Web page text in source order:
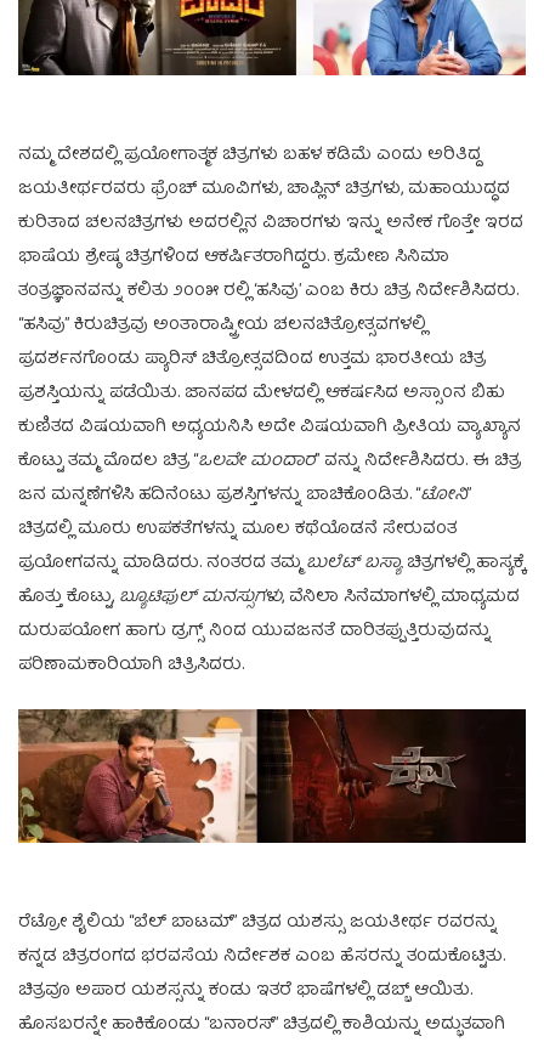
ನಮ್ಮ ದೇಶದಲ್ಲಿ ಪ್ರಯೋಗಾತ್ಮಕ ಚಿತ್ರಗಳು ಬಹಳ ಕಡಿಮೆ ಎಂದು ಅರಿತಿದ್ದ
ಜಯತೀರ್ಥರವರು ಫ್ರೆಂಚ್ ಮೂವಿಗಳು, ಚಾಪ್ಲಿನ್ ಚಿತ್ರಗಳು, ಮಹಾಯುದ್ಧದ
ಕುರಿತಾದ ಚಲನಚಿತ್ರಗಳು ಅದರಲ್ಲಿನ ವಿಚಾರಗಳು ಇನ್ನು ಅನೇಕ ಗೊತ್ತೇ ಇರದ
ಭಾಷೆಯ ಶ್ರೇಷ್ಠ ಚಿತ್ರಗಳಿಂದ ಆಕರ್ಷಿತರಾಗಿದ್ದರು. ಕ್ರಮೇಣ ಸಿನಿಮಾ
ತಂತ್ರಜ್ಞಾನವನ್ನು ಕಲಿತು ೨೦೦೫ ರಲ್ಲಿ ‘ಹಸಿವು’ ಎಂಬ ಕಿರು ಚಿತ್ರ ನಿರ್ದೇಶಿಸಿದರು.
“ಹಸಿವು” ಕಿರುಚಿತ್ರವು ಅಂತಾರಾಷ್ಟ್ರೀಯ ಚಲನಚಿತ್ರೋತ್ಸವಗಳಲ್ಲಿ
ಪ್ರದರ್ಶನಗೊಂಡು ಪ್ಯಾರಿಸ್ ಚಿತ್ರೋತ್ಸವದಿಂದ ಉತ್ತಮ ಭಾರತೀಯ ಚಿತ್ರ
ಪ್ರಶಸ್ತಿಯನ್ನು ಪಡೆಯಿತು. ಜಾನಪದ ಮೇಳದಲ್ಲಿ ಆಕರ್ಷಸಿದ ಅಸ್ಸಾಂನ ಬಿಹು
ಕುಣಿತದ ವಿಷಯವಾಗಿ ಅಧ್ಯಯನಿಸಿ ಅದೇ ವಿಷಯವಾಗಿ ಪ್ರೀತಿಯ ವ್ಯಾಖ್ಯಾನ
ಕೊಟ್ಟು ತಮ್ಮ ಮೊದಲ ಚಿತ್ರ “ಒಲವೇ ಮಂದಾರ” ವನ್ನು ನಿರ್ದೇಶಿಸಿದರು. ಈ ಚಿತ್ರ
ಜನ ಮನ್ನಣೆಗಳಿಸಿ ಹದಿನೆಂಟು ಪ್ರಶಸ್ತಿಗಳನ್ನು ಬಾಚಿಕೊಂಡಿತು. “ಟೋನಿ”
ಚಿತ್ರದಲ್ಲಿ ಮೂರು ಉಪಕತೆಗಳನ್ನು ಮೂಲ ಕಥೆಯೊಡನೆ ಸೇರುವಂತ
ಪ್ರಯೋಗವನ್ನು ಮಾಡಿದರು. ನಂತರದ ತಮ್ಮಬುಲೆಟ್ ಬಸ್ಯಾಚಿತ್ರಗಳಲ್ಲಿ ಹಾಸ್ಯಕ್ಕೆ
ಹೊತ್ತು ಕೊಟ್ಟು, ಬ್ಯೂಟಿಫುಲ್ ಮನಸ್ಸುಗಳು, ವೆನಿಲಾ ಸಿನೆಮಾಗಳಲ್ಲಿ ಮಾಧ್ಯಮದ
ದುರುಪಯೋಗ ಹಾಗು ಡ್ರಗ್ಸ್ ನಿಂದ ಯುವಜನತೆ ದಾರಿತಪ್ಪುತ್ತಿರುವುದನ್ನು
ಪರಿಣಾಮಕಾರಿಯಾಗಿ ಚಿತ್ರಿಸಿದರು.
ರೆಟ್ರೋ ಶೈಲಿಯ “ಬೆಲ್ ಬಾಟಮ್” ಚಿತ್ರದ ಯಶಸ್ಸು ಜಯತೀರ್ಥ ರವರನ್ನು
ಕನ್ನಡ ಚಿತ್ರರಂಗದ ಭರವಸೆಯ ನಿರ್ದೇಶಕ ಎಂಬ ಹೆಸರನ್ನು ತಂದುಕೊಟ್ಟಿತು.
ಚಿತ್ರವೂ ಅಪಾರ ಯಶಸ್ಸನ್ನು ಕಂಡು ಇತರೆ ಭಾಷೆಗಳಲ್ಲಿ ಡಬ್ಬ್ ಆಯಿತು.
ಹೊಸಬರನ್ನೇ ಹಾಕಿಕೊಂಡು “ಬನಾರಸ್” ಚಿತ್ರದಲ್ಲಿ ಕಾಶಿಯನ್ನು ಅದ್ಭುತವಾಗಿ